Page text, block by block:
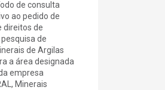
de consulta
ao pedido de
direitos de
de
de Argilas
a área designada
empresa
Minerais